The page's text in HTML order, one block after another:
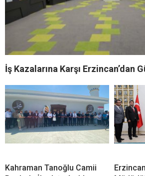
İş Kazalarına Karşı Erzincan’dan
Kahraman Tanoğlu Camii